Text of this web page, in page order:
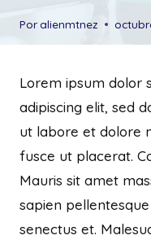
Poralienmtnez
Lorem ipsum dolor
adipiscing elit, sed
ut labore et dolore
fusce ut placerat.
Mauris sit amet
sapien
senectus et.